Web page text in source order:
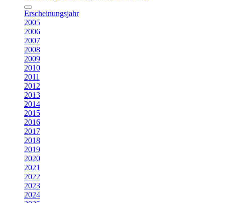
Erscheinungsjahr
2005
2006
2007
2008
2009
2010
2011
2012
2013
2014
2015
2016
2017
2018
2019
2020
2021
2022
2023
2024